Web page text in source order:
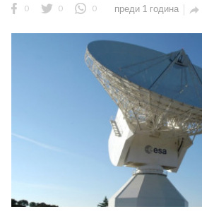
0 0 0 преди 1 година 